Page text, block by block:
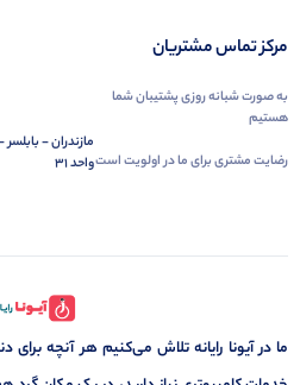
مرکز تماس مشتریان
به صورت شبانه روزی پشتیبان شما
هستیم
رضایت مشتری برای ما در اولویت استواحد 31
ما در آیونا رایانه تلاش می‌کنیم هر آنچه